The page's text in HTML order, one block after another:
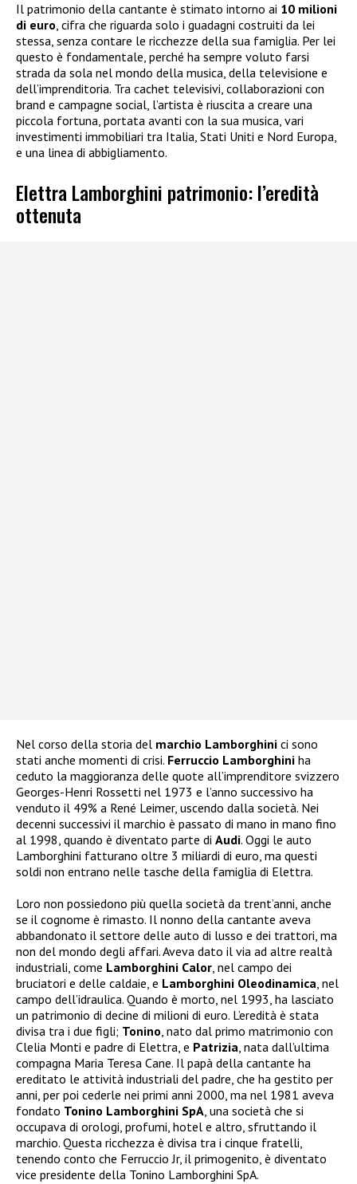
Il patrimonio della cantante è stimato intorno ai 10 milioni
di euro, cifra che riguarda solo i guadagni costruiti da lei
stessa, senza contare le ricchezze della sua famiglia. Per lei
questo è fondamentale, perché ha sempre voluto farsi
strada da sola nel mondo della musica, della televisione e
dell’imprenditoria. Tra cachet televisivi, collaborazioni con
brand e campagne social, l’artista è riuscita a creare una
piccola fortuna, portata avanti con la sua musica, vari
investimenti immobiliari tra Italia, Stati Uniti e Nord Europa,
e una linea di abbigliamento.
Elettra Lamborghini patrimonio: l’eredità
ottenuta
Nel corso della storia del marchio Lamborghini ci sono
stati anche momenti di crisi. Ferruccio Lamborghini ha
ceduto la maggioranza delle quote all’imprenditore svizzero
Georges-Henri Rossetti nel 1973 e l’anno successivo ha
venduto il 49% a René Leimer, uscendo dalla società. Nei
decenni successivi il marchio è passato di mano in mano fino
al 1998, quando è diventato parte di Audi. Oggi le auto
Lamborghini fatturano oltre 3 miliardi di euro, ma questi
soldi non entrano nelle tasche della famiglia di Elettra.
Loro non possiedono più quella società da trent’anni, anche
se il cognome è rimasto. Il nonno della cantante aveva
abbandonato il settore delle auto di lusso e dei trattori, ma
non del mondo degli affari. Aveva dato il via ad altre realtà
industriali, come Lamborghini Calor, nel campo dei
bruciatori e delle caldaie, e Lamborghini Oleodinamica, nel
campo dell’idraulica. Quando è morto, nel 1993, ha lasciato
un patrimonio di decine di milioni di euro. L’eredità è stata
divisa tra i due figli; Tonino, nato dal primo matrimonio con
Clelia Monti e padre di Elettra, e Patrizia, nata dall’ultima
compagna Maria Teresa Cane. Il papà della cantante ha
ereditato le attività industriali del padre, che ha gestito per
anni, per poi cederle nei primi anni 2000, ma nel 1981 aveva
fondato Tonino Lamborghini SpA, una società che si
occupava di orologi, profumi, hotel e altro, sfruttando il
marchio. Questa ricchezza è divisa tra i cinque fratelli,
tenendo conto che Ferruccio Jr, il primogenito, è diventato
vice presidente della Tonino Lamborghini SpA.